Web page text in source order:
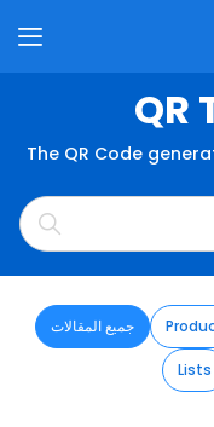
QR
The QR Code
جميع المقالات
Lists